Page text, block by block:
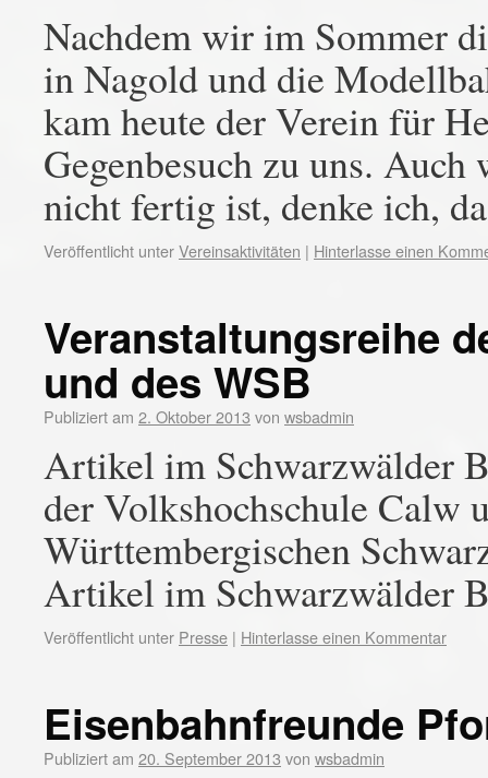
Nachdem wir im Sommer
in Nagold und die
kam heute der Verein für
Gegenbesuch zu uns. Auch
nicht fertig ist, denke ich,
Veröffentlicht unterVereinsaktivitäten | Hinterlasse einen
Veranstaltungsreihe
und des WSB
Publiziert am 2. Oktober 2013 von wsbadmin
Artikel im Schwarzwälder
der Volkshochschule Calw
Württembergischen
Artikel im Schwarzwälder
Veröffentlicht unter Presse | Hinterlasse einen Kommentar
Eisenbahnfreunde
Publiziert am 20. September 2013 von wsbadmin